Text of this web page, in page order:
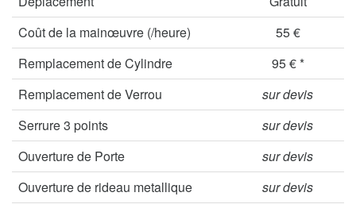
Coût de la mainœuvre (/heure)
55 €
Remplacement de Cylindre
95 € *
Remplacement de Verrou
sur devis
Serrure 3 points
sur devis
Ouverture de Porte
sur devis
Ouverture de rideau metallique
sur devis